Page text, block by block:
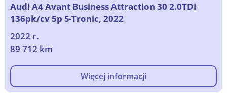
Audi A4 Avant Business Attraction 30 2.0TDi
136pk/cv 5p S-Tronic, 2022
2022 г.
89 712 km
Więcej informacji